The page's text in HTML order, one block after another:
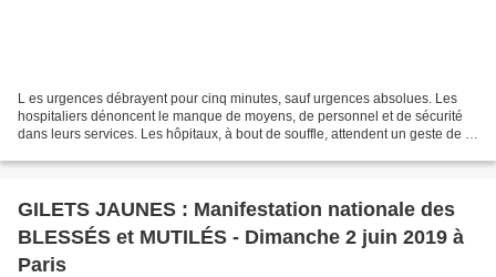
L es urgences débrayent pour cinq minutes, sauf urgences absolues. Les
hospitaliers dénoncent le manque de moyens, de personnel et de sécurité
dans leurs services. Les hôpitaux, à bout de souffle, attendent un geste de la
GILETS JAUNES : Manifestation nationale des
BLESSÉS et MUTILÉS - Dimanche 2 juin 2019 à
Paris